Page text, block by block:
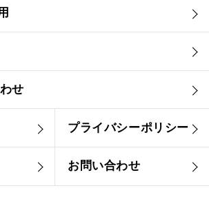
せ
プライバシーポリシー
お問い合わせ